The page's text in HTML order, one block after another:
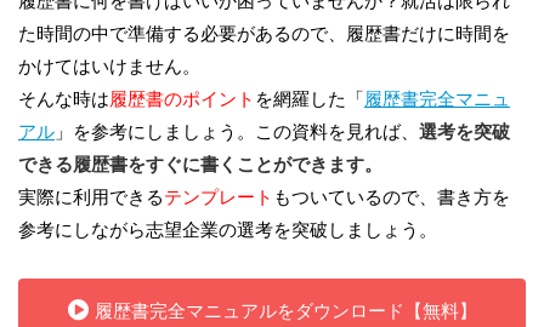
た時間の中で準備する必要があるので、履歴書だけに時間を
かけてはいけません。
そんな時は履歴書のポイント を網羅した「履歴書完全マニュ
アル 」を参考にしましょう。この資料を見れば、 選考を突破
できる履歴書をすぐに書くことができます。
実際に利用できるテンプレート もついているので、書き方を
参考にしながら志望企業の選考を突破しましょう。
履歴書完全マニュアルをダウンロード【無料】